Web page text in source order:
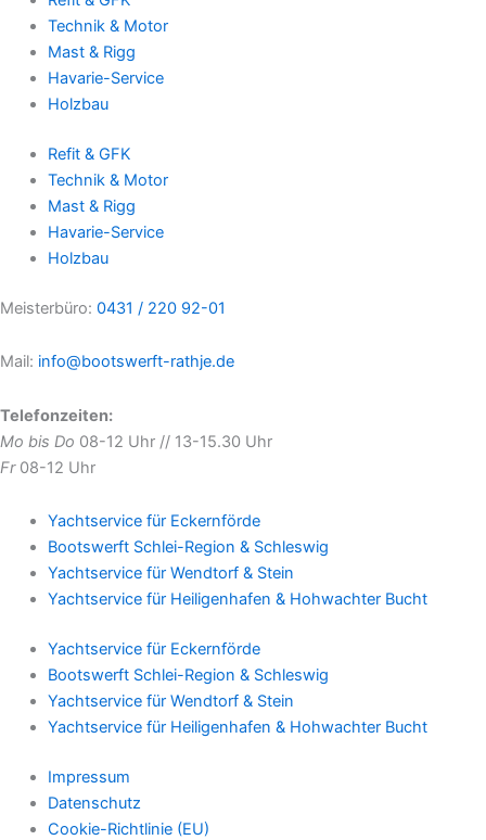
Technik & Motor
Mast & Rigg
Havarie-Service
Holzbau
Refit & GFK
Technik & Motor
Mast & Rigg
Havarie-Service
Holzbau
Meisterbüro: 0431 / 220 92-01
Mail: info@bootswerft-rathje.de
Telefonzeiten:
Mo bis Do 08-12 Uhr // 13-15.30 Uhr
Fr 08-12 Uhr
Yachtservice für Eckernförde
Bootswerft Schlei-Region & Schleswig
Yachtservice für Wendtorf & Stein
Yachtservice für Heiligenhafen & Hohwachter Bucht
Yachtservice für Eckernförde
Bootswerft Schlei-Region & Schleswig
Yachtservice für Wendtorf & Stein
Yachtservice für Heiligenhafen & Hohwachter Bucht
Impressum
Datenschutz
Cookie-Richtlinie (EU)